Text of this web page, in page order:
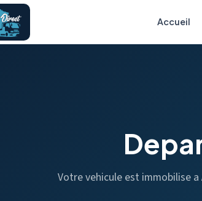
Accueil
Votre vehicule est immobilise